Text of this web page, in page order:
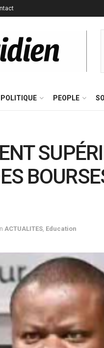
POLITIQUE PEOPLE
ACTUALITES Education